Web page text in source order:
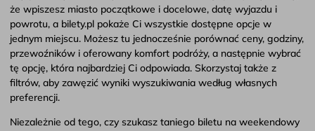
że wpiszesz miasto początkowe i docelowe, datę wyjazdu i
powrotu, a bilety.pl pokaże Ci wszystkie dostępne opcje w
jednym miejscu. Możesz tu jednocześnie porównać ceny, godziny,
przewoźników i oferowany komfort podróży, a następnie wybrać
tę opcję, która najbardziej Ci odpowiada. Skorzystaj także z
filtrów, aby zawęzić wyniki wyszukiwania według własnych
preferencji.
Niezależnie od tego, czy szukasz taniego biletu na weekendowy